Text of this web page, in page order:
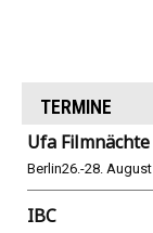
TERMINE
Ufa Filmnächte
Berlin26.-28. August
IBC